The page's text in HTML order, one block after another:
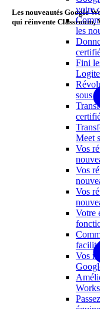
votre
les
Fini
sous
Meet
Vos
Vos
Vos
Votre
Vos
Les nouveautés Google
qui réinvente Classroom,
inclusif, et Drive ultra-